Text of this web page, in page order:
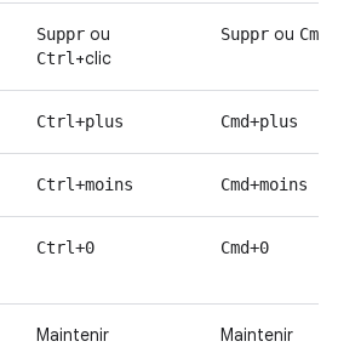
Suppr ou
Ctrl +clic
Suppr ou Cmd
Ctrl+plus Cmd+plus
Ctrl+moins Cmd+moins
Ctrl+0 Cmd+0
Maintenir Maintenir